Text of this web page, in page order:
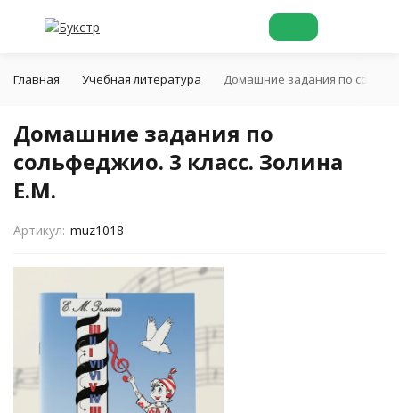
Главная Учебная литература Домашние задания по
Домашние задания по
сольфеджио. 3 класс. Золина
Е.М.
Артикул: muz1018